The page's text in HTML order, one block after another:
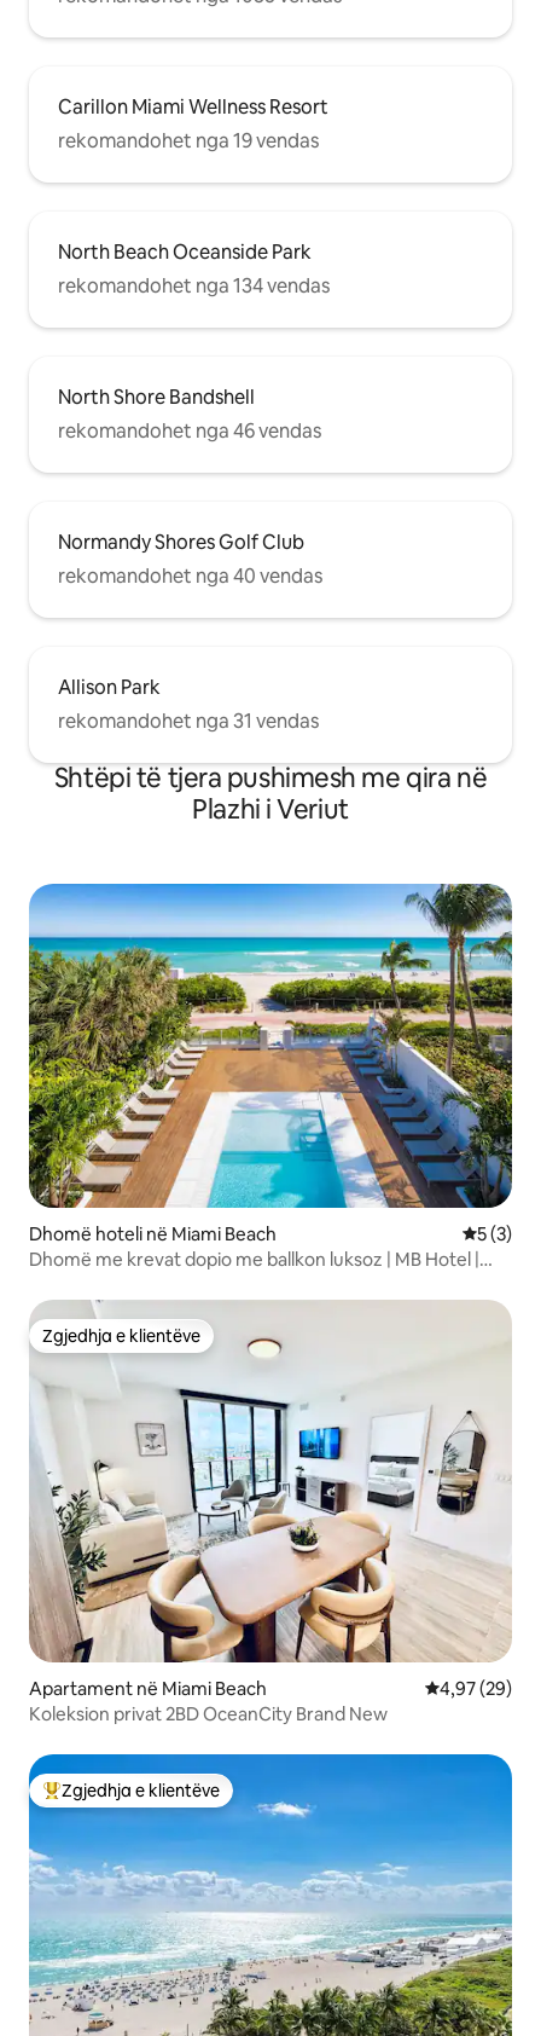
Carillon Miami Wellness Resort
rekomandohet nga 19 vendas
North Beach Oceanside Park
rekomandohet nga 134 vendas
North Shore Bandshell
rekomandohet nga 46 vendas
Normandy Shores Golf Club
rekomandohet nga 40 vendas
Allison Park
rekomandohet nga 31 vendas
Shtëpi të tjera pushimesh me qira në
Plazhi i Veriut
Dhomë hoteli në Miami Beach
5 (3)
Dhomë me krevat dopio me ballkon luksoz | MB Hotel |
Zgjedhja e klientëve
Zgjedhja e klientëve
Apartament në Miami Beach Vlerësimi
4,97 (29)
Koleksion privat 2BD OceanCity Brand New
Më të mirat e zgjedhjeve të klientëve
Zgjedhja e klientëve